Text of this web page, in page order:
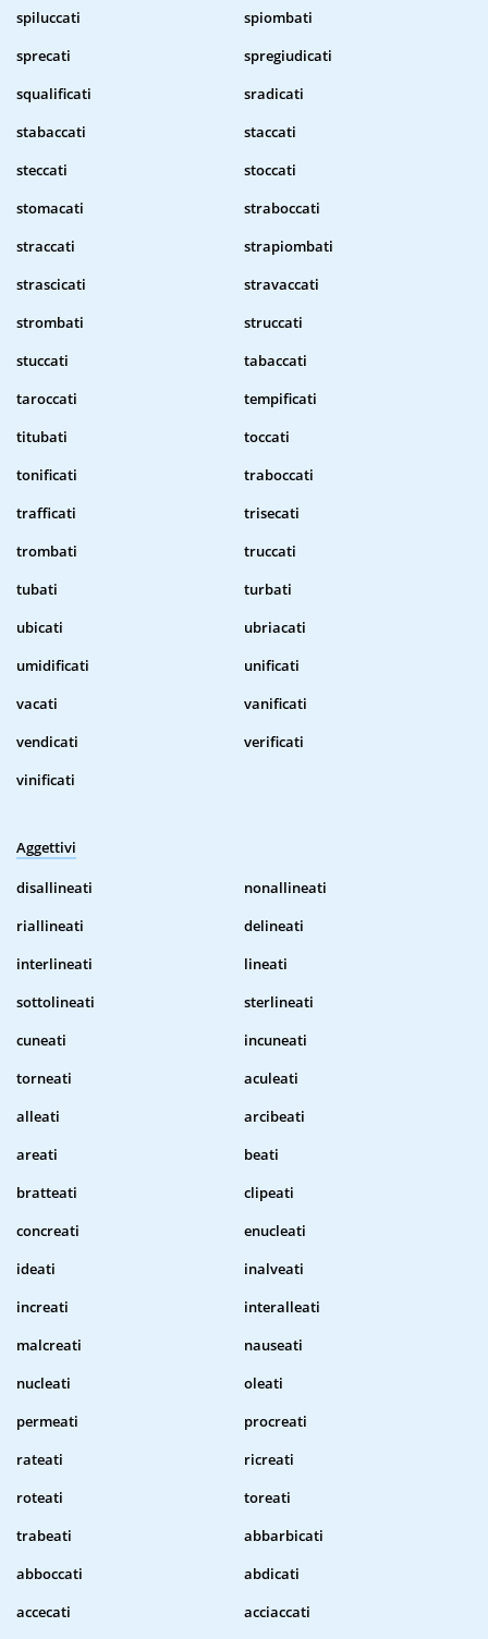
spiluccati
spiombati
sprecati
spregiudicati
squalificati
sradicati
stabaccati
staccati
steccati
stoccati
stomacati
straboccati
straccati
strapiombati
strascicati
stravaccati
strombati
struccati
stuccati
tabaccati
taroccati
tempificati
titubati
toccati
tonificati
traboccati
trafficati
trisecati
trombati
truccati
tubati
turbati
ubicati
ubriacati
umidificati
unificati
vacati
vanificati
vendicati
verificati
vinificati
Aggettivi
disallineati
nonallineati
riallineati
delineati
interlineati
lineati
sottolineati
sterlineati
cuneati
incuneati
torneati
aculeati
alleati
arcibeati
areati
beati
bratteati
clipeati
concreati
enucleati
ideati
inalveati
increati
interalleati
malcreati
nauseati
nucleati
oleati
permeati
procreati
rateati
ricreati
roteati
toreati
trabeati
abbarbicati
abboccati
abdicati
accecati
acciaccati